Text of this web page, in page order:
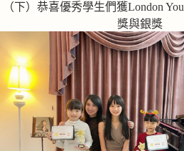
（下）恭喜優秀學生們獲London
獎與銀獎